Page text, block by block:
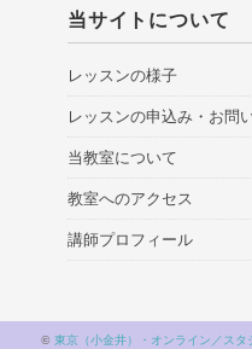
当サイトについて
レッスンの様子
レッスンの申込み・お問
当教室について
教室へのアクセス
講師プロフィール
© 東京（小金井）・オンライン／ス